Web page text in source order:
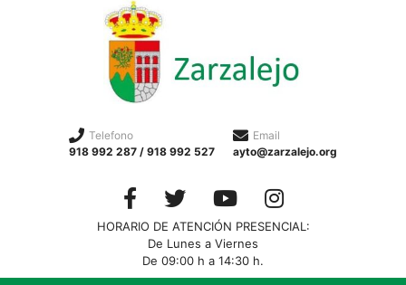
Telefono
918 992 287 / 918 992 527
Email
ayto@zarzalejo.org
HORARIO DE ATENCIÓN PRESENCIAL:
De Lunes a Viernes
De 09:00 h a 14:30 h.